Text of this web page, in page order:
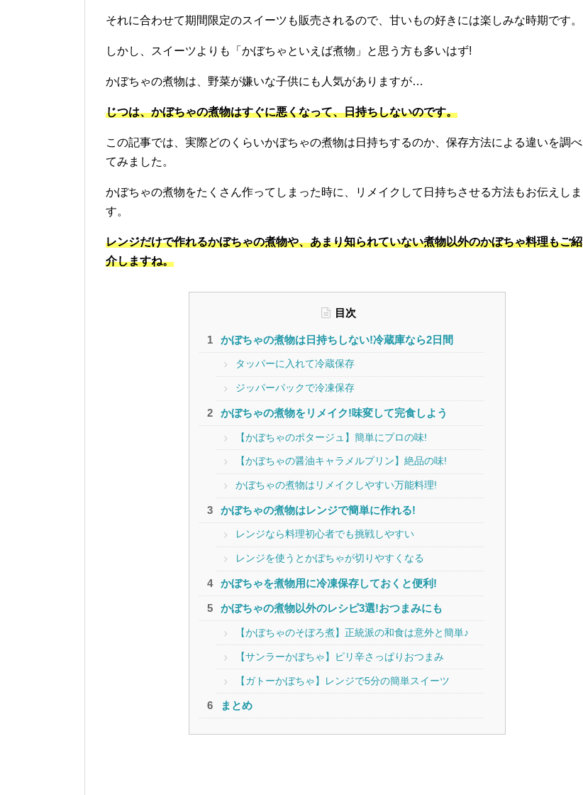
それに合わせて期間限定のスイーツも販売されるので、甘いもの好きには楽しみな時期です。
しかし、スイーツよりも「かぼちゃといえば煮物」と思う方も多いはず!
かぼちゃの煮物は、野菜が嫌いな子供にも人気がありますが…
じつは、かぼちゃの煮物はすぐに悪くなって、日持ちしないのです。
この記事では、実際どのくらいかぼちゃの煮物は日持ちするのか、保存方法による違いを調べ
てみました。
かぼちゃの煮物をたくさん作ってしまった時に、リメイクして日持ちさせる方法もお伝えしま
す。
レンジだけで作れるかぼちゃの煮物や、あまり知られていない煮物以外のかぼちゃ料理もご紹
介しますね。
目次
かぼちゃの煮物は日持ちしない!冷蔵庫なら2日間
タッパーに入れて冷蔵保存
ジッパーパックで冷凍保存
かぼちゃの煮物をリメイク!味変して完食しよう
【かぼちゃのポタージュ】簡単にプロの味!
【かぼちゃの醤油キャラメルプリン】絶品の味!
かぼちゃの煮物はリメイクしやすい万能料理!
かぼちゃの煮物はレンジで簡単に作れる!
レンジなら料理初心者でも挑戦しやすい
レンジを使うとかぼちゃが切りやすくなる
かぼちゃを煮物用に冷凍保存しておくと便利!
かぼちゃの煮物以外のレシピ3選!おつまみにも
【かぼちゃのそぼろ煮】正統派の和食は意外と簡単♪
【サンラーかぼちゃ】ピリ辛さっぱりおつまみ
【ガトーかぼちゃ】レンジで5分の簡単スイーツ
まとめ